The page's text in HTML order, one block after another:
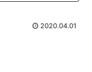
2020.04.01